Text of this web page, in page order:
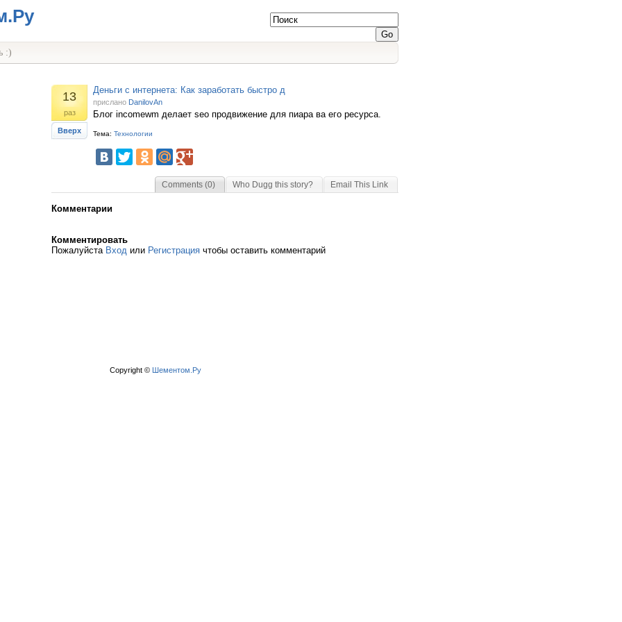
:)
13
раз
Вверх
Деньги с интернета: Как заработать быстро д
прислано DanilovAn
Блог incomewm делает seo продвижение для пиара ва его ресурса.
Тема: Технологии
Comments (0) Who Dugg this story? Email This Link
Комментарии
Комментировать
Пожалуйста Вход или Регистрация чтобы оставить комментарий
Copyright © Шементом.Ру